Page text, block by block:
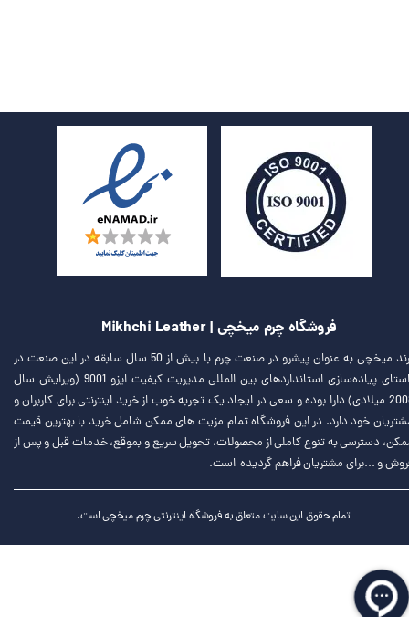
فروشگاه چرم میخچی | Mikhchi Leather
برند میخچی به عنوان پیشرو در صنعت چرم با بیش از 50 سال سابقه در این صنعت در
راستای پیاده‌سازی استانداردهای بین المللی مدیریت کیفیت ایزو 9001 (ویرایش سال
2008 میلادی) دارا بوده و سعی در ایجاد یک تجربه خوب از خرید اینترنتی برای کاربران و
خود دارد. در این فروشگاه تمام مزیت های ممکن شامل خرید با بهترین قیمت
دسترسی به تنوع کاملی از محصولات، تحویل سریع و بموقع، خدمات قبل و پس از
و ...برای مشتریان فراهم گردیده است.
تمام حقوق این سایت متعلق به فروشگاه اینترنتی چرم میخچی است.